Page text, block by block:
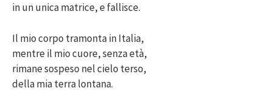
in un unica matrice, e fallisce.
Il mio corpo tramonta in Italia,
mentre il mio cuore, senza età,
rimane sospeso nel cielo terso,
della mia terra lontana.